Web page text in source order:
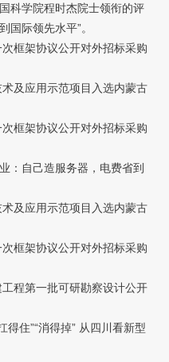
科学院程时杰院士领衔的评
国际领先水平”。
框架协议公开对外招标采购
及应用示范项目入选内蒙古
框架协议公开对外招标采购
自己造服务器，电费省到
及应用示范项目入选内蒙古
框架协议公开对外招标采购
程第一批可研勘察设计公开
住”“消得掉” 从四川看新型